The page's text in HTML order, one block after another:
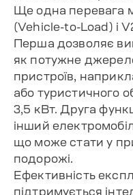
Ще одна перевага
(Vehicle-to-Load) і
Перша дозволяє
як потужне
пристроїв,
або туристичного
3,5 кВт. Друга
інший
що може стати у
подорожі.
Ефективність
підтримується